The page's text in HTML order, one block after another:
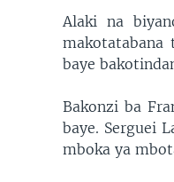
Alaki na
makotatabana
baye
Bakonzi ba
baye. Serguei
mboka ya